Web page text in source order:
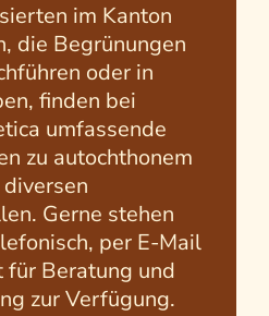
im Kanton
die Begrünungen
oder in
finden bei
umfassende
zu autochthonem
Gerne stehen
per E-Mail
für Beratung und
zur Verfügung.